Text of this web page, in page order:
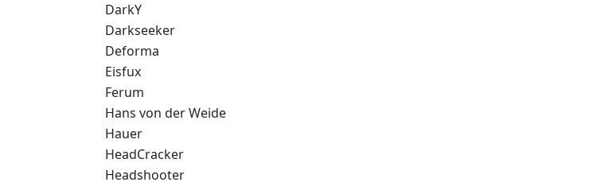
DarkY
Darkseeker
Deforma
Eisfux
Ferum
Hans von der Weide
Hauer
HeadCracker
Headshooter